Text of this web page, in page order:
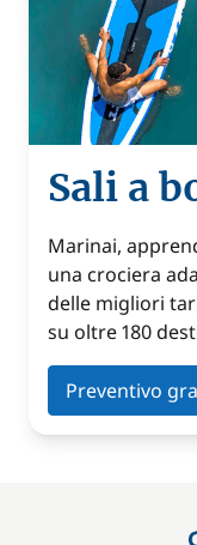
Sali a
Marinai,
una crociera
delle migliori
su oltre 180
Preventivo